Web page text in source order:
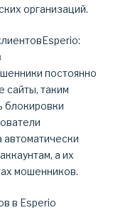
организаций.
постоянно
сайты, таким
блокировки
автоматически
а их
мошенников.
в Esperio